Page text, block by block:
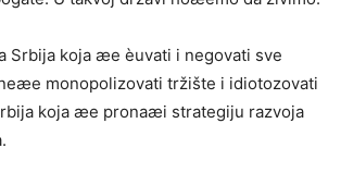
Srbija koja æe èuvati i negovati sve
monopolizovati tržište i idiotozovati
koja æe pronaæi strategiju razvoja